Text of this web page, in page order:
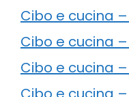
Cibo e cucina
Cibo e cucina
Cibo e cucina